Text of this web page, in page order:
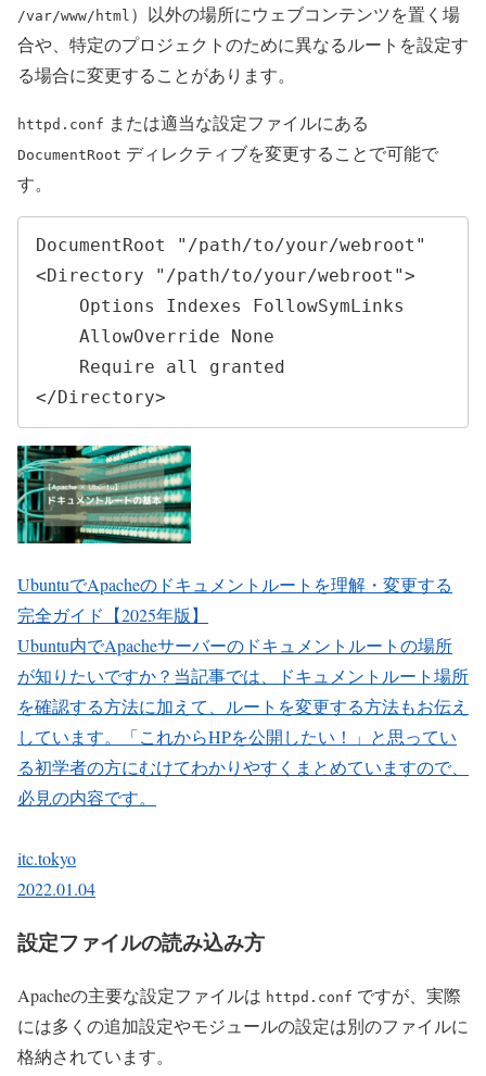
/var/www/html ）以外の場所にウェブコンテンツを置く場
合や、特定のプロジェクトのために異なるルートを設定す
る場合に変更することがあります。
httpd.conf または適当な設定ファイルにある
DocumentRoot ディレクティブを変更することで可能で
す。
DocumentRoot "/path/to/your/webroot"
<Directory "/path/to/your/webroot">
</Directory>
UbuntuでApacheのドキュメントルートを理解・変更する
完全ガイド【2025年版】
Ubuntu内でApacheサーバーのドキュメントルートの場所
が知りたいですか？当記事では、ドキュメントルート場所
を確認する方法に加えて、ルートを変更する方法もお伝え
しています。「これからHPを公開したい！」と思ってい
る初学者の方にむけてわかりやすくまとめていますので、
必見の内容です。
itc.tokyo
2022.01.04
設定ファイルの読み込み方
Apacheの主要な設定ファイルは httpd.conf ですが、実際
には多くの追加設定やモジュールの設定は別のファイルに
格納されています。